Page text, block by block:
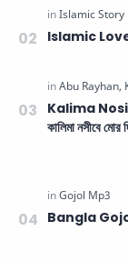
Islamic Love
Kalima
কালিমা নসীবে মোর
Bangla Gojol